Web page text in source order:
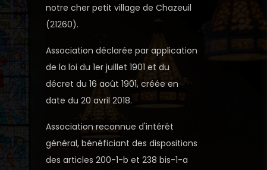
notre cher petit village de Chazeuil
(21260).
Association déclarée par application
de la loi du 1er juillet 1901 et du
décret du 16 août 1901, créée en
date du 20 avril 2018.
Association reconnue d'intérêt
général, bénéficiant des dispositions
des articles 200-1-b et 238 bis-1-a